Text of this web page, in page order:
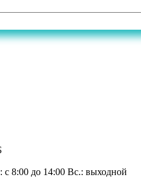
8:00 до 14:00 Вс.: выходной